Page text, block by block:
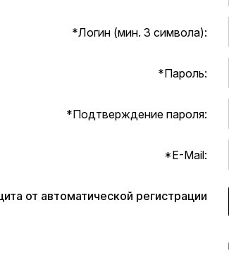
*Логин (мин. 3 символа):
*Пароль:
*Подтверждение пароля:
*E-Mail:
от автоматической регистрации